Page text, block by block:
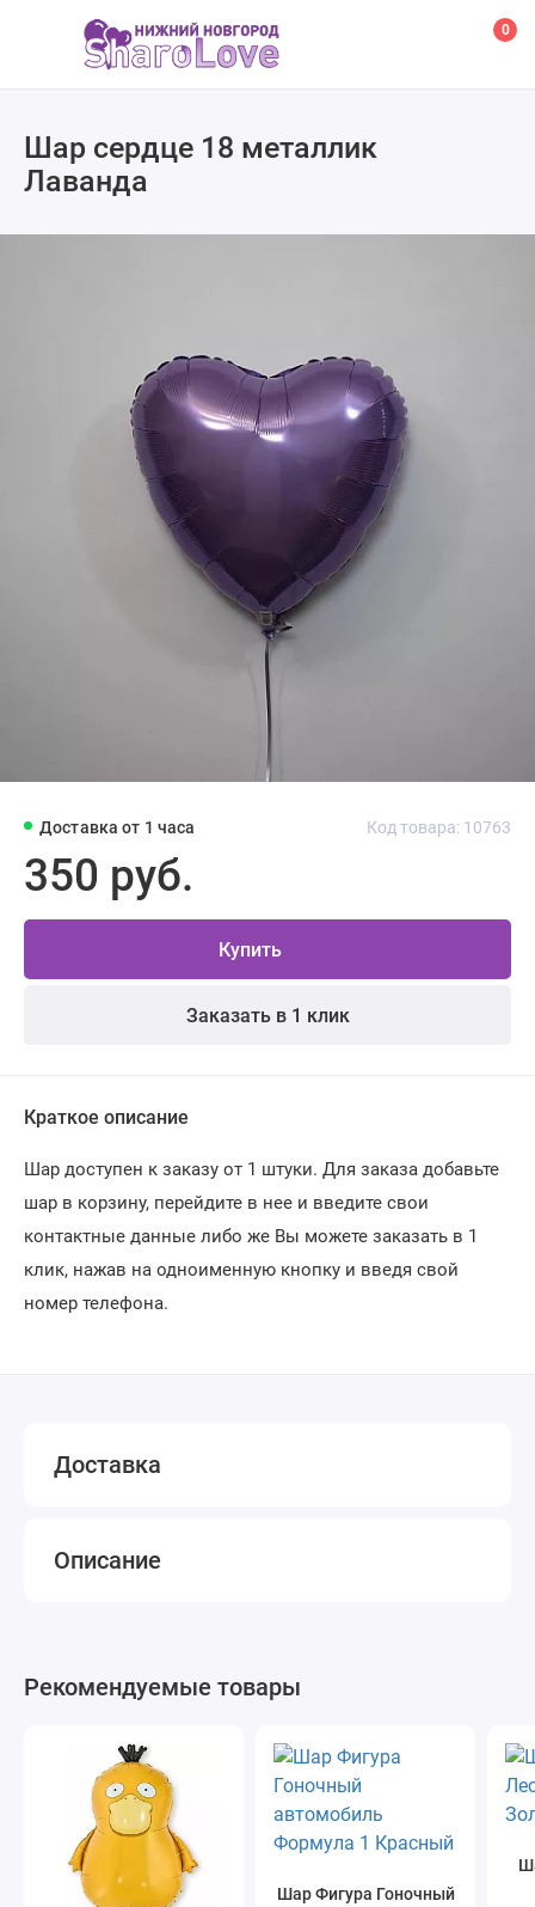
0
Шар сердце 18 металлик
Лаванда
Доставка от 1 часа Код товара: 10763
350 руб.
Купить
Заказать в 1 клик
Краткое описание
Шар доступен к заказу от 1 штуки. Для заказа добавьте
шар в корзину, перейдите в нее и введите свои
контактные данные либо же Вы можете заказать в 1
клик, нажав на одноименную кнопку и введя свой
номер телефона.
Доставка
Описание
Рекомендуемые товары
Шар Фигура Гоночный